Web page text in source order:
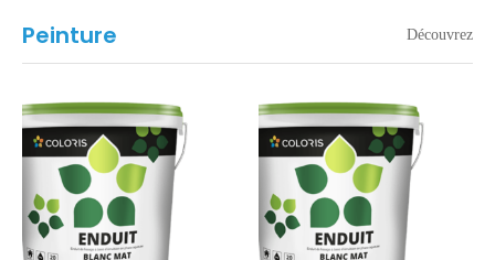
Peinture Découvrez